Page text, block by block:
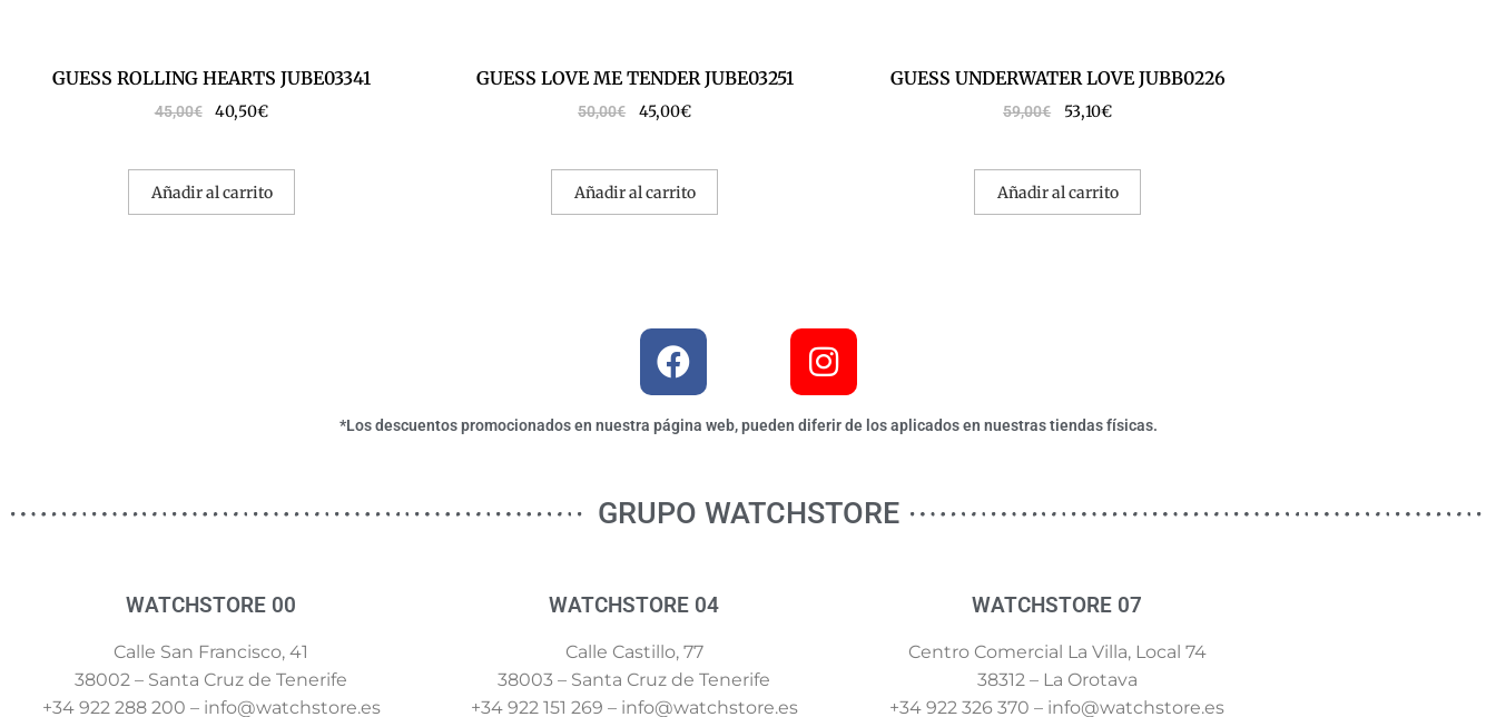
GUESS ROLLING HEARTS JUBE03341
45,00€ 40,50€
Añadir al carrito
GUESS LOVE ME TENDER JUBE03251
50,00€ 45,00€
Añadir al carrito
GUESS UNDERWATER LOVE JUBB0226
59,00€ 53,10€
Añadir al carrito
*Los descuentos promocionados en nuestra página web, pueden diferir de los aplicados en nuestras tiendas físicas.
GRUPO WATCHSTORE
WATCHSTORE 00
Calle San Francisco, 41
38002 – Santa Cruz de Tenerife
+34 922 288 200 – info@watchstore.es
WATCHSTORE 04
Calle Castillo, 77
38003 – Santa Cruz de Tenerife
+34 922 151 269 – info@watchstore.es
WATCHSTORE 07
Centro Comercial La Villa, Local 74
38312 – La Orotava
+34 922 326 370 – info@watchstore.es